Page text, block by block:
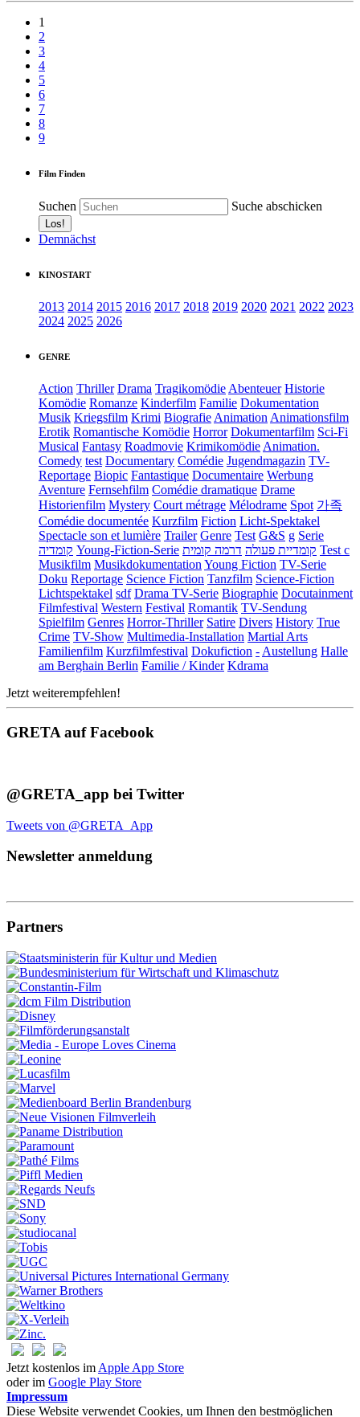
1
2
3
4
5
6
7
8
9
Film Finden
Suchen Suche abschicken
Demnächst
KINOSTART
2013 2014 2015 2016 2017 2018 2019 2020 2021 2022 2023
2024 2025 2026
GENRE
Action Thriller Drama Tragikomödie Abenteuer Historie
Komödie Romanze Kinderfilm Familie Dokumentation
Musik Kriegsfilm Krimi Biografie Animation Animationsfilm
Erotik Romantische Komödie Horror Dokumentarfilm Sci-Fi
Musical Fantasy Roadmovie Krimikomödie Animation.
Comedy test Documentary Comédie Jugendmagazin TV-
Reportage Biopic Fantastique Documentaire Werbung
Aventure Fernsehfilm Comédie dramatique Drame
Historienfilm Mystery Court métrage Mélodrame Spot 가족
Comédie documentée Kurzfilm Fiction Licht-Spektakel
Spectacle son et lumière Trailer Genre Test G&S g Serie
קומדיה Young-Fiction-Serie קומדיית פעולה דרמה קומית
Test c
Musikfilm Musikdokumentation Young Fiction TV-Serie
Doku Reportage Science Fiction Tanzfilm Science-Fiction
Lichtspektakel sdf Drama TV-Serie Biographie Docutainment
Filmfestival Western Festival Romantik TV-Sendung
Spielfilm Genres Horror-Thriller Satire Divers History True
Crime TV-Show Multimedia-Installation Martial Arts
Familienfilm Kurzfilmfestival Dokufiction - Austellung Halle
am Berghain Berlin Familie / Kinder Kdrama
Jetzt weiterempfehlen!
GRETA auf Facebook
@GRETA_app bei Twitter
Tweets von @GRETA_App
Newsletter anmeldung
Partners
Jetzt kostenlos im Apple App Store
oder im Google Play Store
Impressum
Diese Website verwendet Cookies, um Ihnen den bestmöglichen